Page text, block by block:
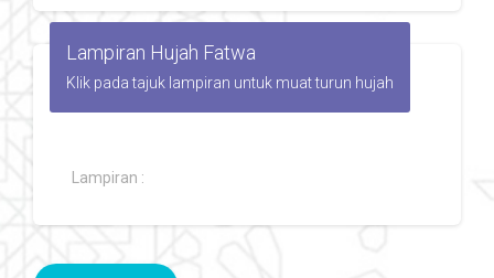
Lampiran Hujah Fatwa
Klik pada tajuk lampiran untuk muat turun hujah
Lampiran :